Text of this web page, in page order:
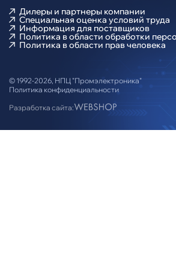
© 1992-2026, НПЦ "Промэлектроника"
Политика конфиденциальности
Подвал
Дилеры и партнеры компании
Cпециальная оценка условий труда
Информация для поставщиков
Политика в области обработки
Политика в области прав человека
Разработка сайта: